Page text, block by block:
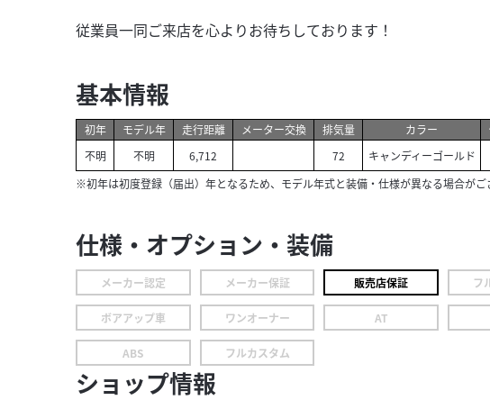
従業員一同ご来店を心よりお待ちしております！
基本情報
初年
不明
モデル年
不明
走行距離
6,712
メーター交換
排気量
72
カラー
キャンディーゴールド
※初年は初度登録（届出）年となるため、モデル年式と装備・仕様が異なる場合がご
仕様・オプション・装備
メーカー認定 メーカー保証 販売店保証 フ
ボアアップ車 ワンオーナー AT
ABS フルカスタム
ショップ情報